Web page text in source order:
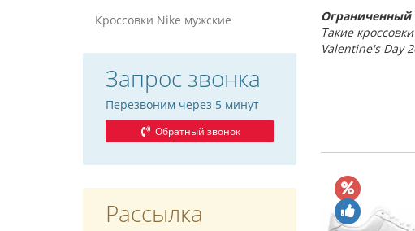
Кроссовки Nike мужские
Запрос звонка
Перезвоним через 5 минут
Обратный звонок
Рассылка
Ограниченный
Такие
Valentine's Day